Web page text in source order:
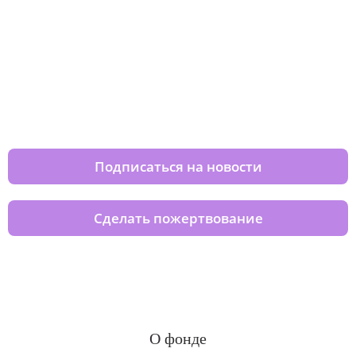
Подписаться на новости
Сделать пожертвование
О фонде